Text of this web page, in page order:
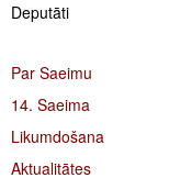
Deputāti
Par Saeimu
14. Saeima
Likumdošana
Aktualitātes